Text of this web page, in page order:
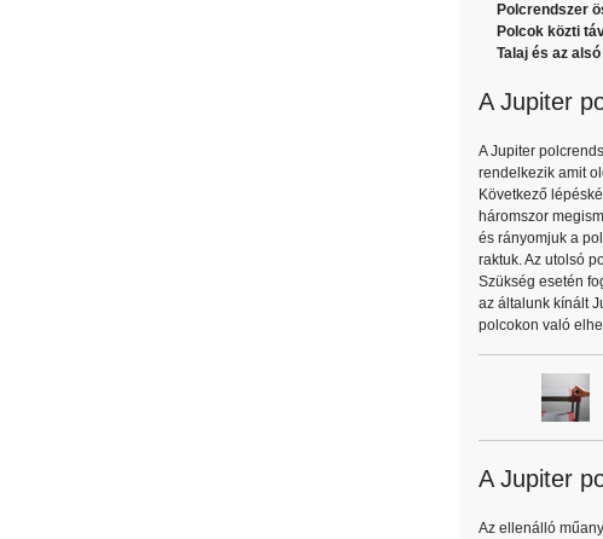
Polcrendszer
Polcok közti
Talaj és az
A Jupiter
A Jupiter
rendelkezik amit
Következő
háromszor
és rányomjuk a
raktuk. Az utolsó
Szükség esetén
az általunk kínált
polcokon való
A Jupiter
Az ellenálló